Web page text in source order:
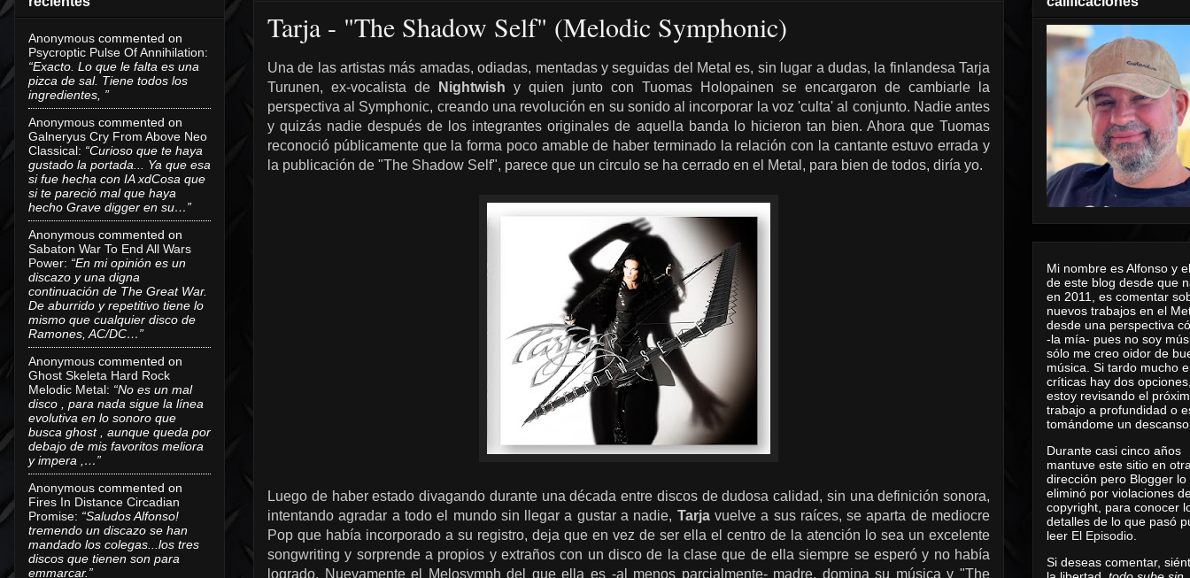
Tarja - "The Shadow Self" (Melodic Symphonic)
Una de las artistas más amadas, odiadas, mentadas y seguidas del Metal es, sin lugar a dudas, la finlandesa Tarja
Turunen, ex-vocalista de
Nightwish y quien junto con Tuomas Holopainen se encargaron de cambiarle la
perspectiva al Symphonic, creando una revolución en su sonido al incorporar la voz 'culta' al conjunto. Nadie antes
y quizás nadie después de los integrantes originales de aquella banda lo hicieron tan bien. Ahora que Tuomas
reconoció públicamente que la forma poco amable de haber terminado la relación con la cantante estuvo errada y
la publicación de "The Shadow Self", parece que un circulo se ha cerrado en el Metal, para bien de todos, diría yo.
Luego de haber estado divagando durante una década entre discos de dudosa calidad, sin una definición sonora,
intentando agradar a todo el mundo sin llegar a gustar a nadie, Tarjavuelve a sus raíces, se aparta de mediocre
Pop que había incorporado a su registro, deja que en vez de ser ella el centro de la atención lo sea un excelente
songwriting y sorprende a propios y extraños con un disco de la clase que de ella siempre se esperó y no había
logrado. Nuevamente el Melosymph del que ella es -al menos parcialmente- madre, domina su música y "The
Anonymous commented on
Psycroptic Pulse Of Annihilation:
“Exacto. Lo que le falta es una
pizca de sal. Tiene todos los
ingredientes, ”
Anonymous commented on
Galneryus Cry From Above Neo
Classical: “Curioso que te haya
gustado la portada... Ya que esa
si fue hecha con IA xdCosa que
si te pareció mal que haya
hecho Grave digger en su…”
Anonymous commented on
Sabaton War To End All Wars
Power: “En mi opinión es un
discazo y una digna
continuación de The Great War.
De aburrido y repetitivo tiene lo
mismo que cualquier disco de
Ramones, AC/DC…”
Anonymous commented on
Ghost Skeleta Hard Rock
Melodic Metal: “No es un mal
disco , para nada sigue la línea
evolutiva en lo sonoro que
busca ghost , aunque queda por
debajo de mis favoritos meliora
y impera ,…”
Anonymous commented on
Fires In Distance Circadian
Promise: “Saludos Alfonso!
tremendo un discazo se han
mandado los colegas...los tres
discos que tienen son para
emmarcar.”
Mi nombre es Alfonso y
de este blog desde que
en 2011, es comentar
nuevos trabajos en el
desde una perspectiva
-la mía- pues no soy
sólo me creo oidor de
música. Si tardo mucho
críticas hay dos
estoy revisando el
trabajo a profundidad o
tomándome un
Durante casi cinco años
mantuve este sitio en
dirección pero Blogger lo
eliminó por violaciones
copyright, para conocer
detalles de lo que pasó
leer El Episodio
Si deseas comentar,